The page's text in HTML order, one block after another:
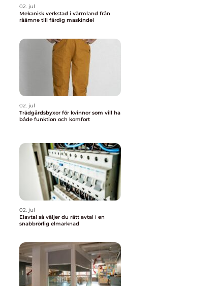
02. jul
Mekanisk verkstad i värmland från
råämne till färdig maskindel
02. jul
Trädgårdsbyxor för kvinnor som vill ha
både funktion och komfort
02. jul
Elavtal så väljer du rätt avtal i en
snabbrörlig elmarknad